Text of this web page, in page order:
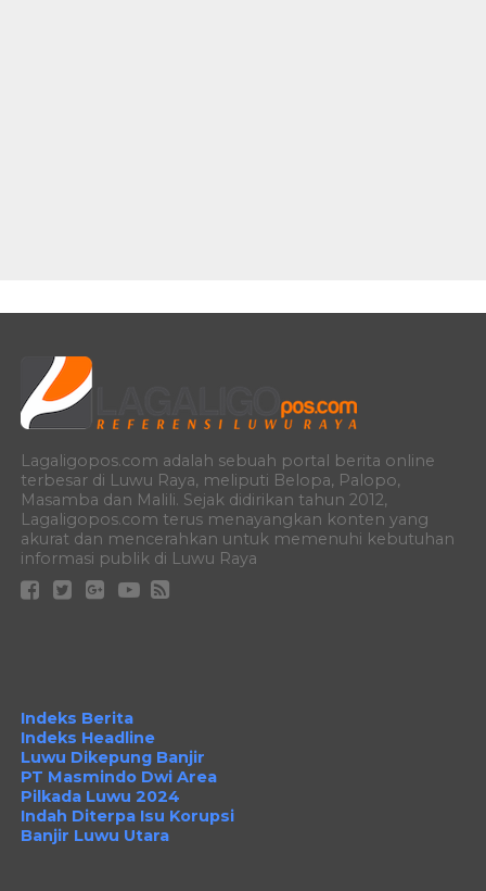
Lagaligopos.com adalah sebuah portal berita online
terbesar di Luwu Raya, meliputi Belopa, Palopo,
Masamba dan Malili. Sejak didirikan tahun 2012,
Lagaligopos.com terus menayangkan konten yang
akurat dan mencerahkan untuk memenuhi kebutuhan
informasi publik di Luwu Raya
Indeks Berita
Indeks Headline
Luwu Dikepung Banjir
PT Masmindo Dwi Area
Pilkada Luwu 2024
Indah Diterpa Isu Korupsi
Banjir Luwu Utara